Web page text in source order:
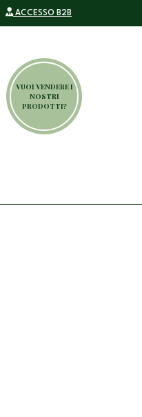
ACCESSO B2B
VUOI VENDERE I
NOSTRI
PRODOTTI?